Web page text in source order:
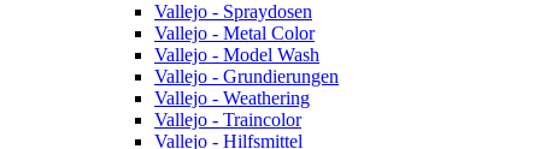
Vallejo - Spraydosen
Vallejo - Metal Color
Vallejo - Model Wash
Vallejo - Grundierungen
Vallejo - Weathering
Vallejo - Traincolor
Vallejo - Hilfsmittel